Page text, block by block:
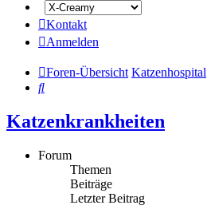
Kontakt
Anmelden
Foren-Übersicht Katzenhospital
Suche
Katzenkrankheiten
Forum
Themen
Beiträge
Letzter Beitrag